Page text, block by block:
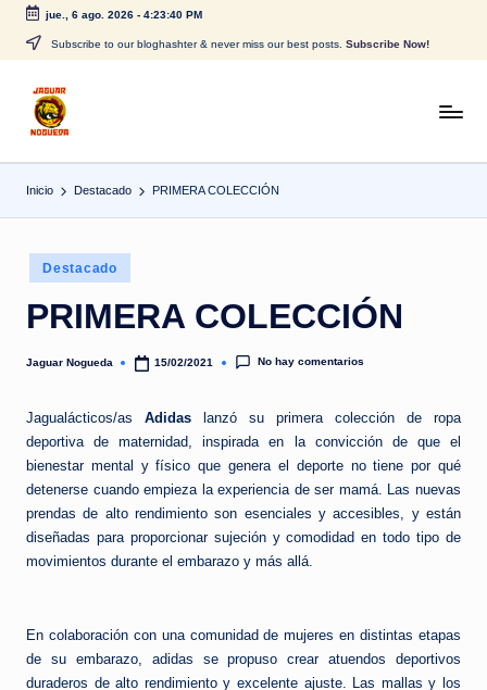
Saltar
contenido
jue., 6 ago. 2026- 4:23:40 PM
Subscribe to our bloghashter & never miss our best posts. Subscribe Now!
J
a
g
r
g
u
e
d
a
CONTENIDO
Inicio Destacado PRIMERA COLECCIÓN
Publicado
en
Destacado
PRIMERA COLECCIÓN
Publicado
Jaguar Nogueda 15/02/2021 No hay comentarios
Jagualácticos/as Adidas lanzó su primera colección de ropa
deportiva de maternidad, inspirada en la convicción de que el
bienestar mental y físico que genera el deporte no tiene por qué
detenerse cuando empieza la experiencia de ser mamá. Las nuevas
prendas de alto rendimiento son esenciales y accesibles, y están
diseñadas para proporcionar sujeción y comodidad en todo tipo de
movimientos durante el embarazo y más allá.
En colaboración con una comunidad de mujeres en distintas etapas
de su embarazo, adidas se propuso crear atuendos deportivos
duraderos de alto rendimiento y excelente ajuste. Las mallas y los